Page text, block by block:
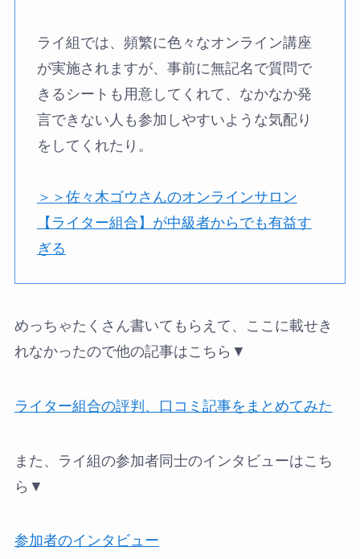
ライ組では、頻繁に色々なオンライン講座
が実施されますが、事前に無記名で質問で
きるシートも用意してくれて、なかなか発
言できない人も参加しやすいような気配り
をしてくれたり。
＞＞佐々木ゴウさんのオンラインサロン
【ライター組合】が中級者からでも有益す
ぎる
めっちゃたくさん書いてもらえて、ここに載せき
れなかったので他の記事はこちら▼
ライター組合の評判、口コミ記事をまとめてみた
また、ライ組の参加者同士のインタビューはこち
ら▼
参加者のインタビュー